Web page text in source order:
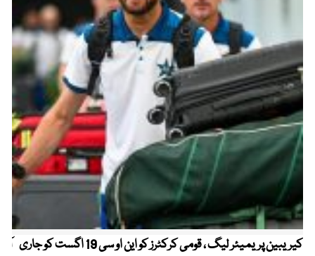
کیریبین پریمیئر لیگ ، قومی کرکٹرز کو این او سی 19 اگست کو جاری